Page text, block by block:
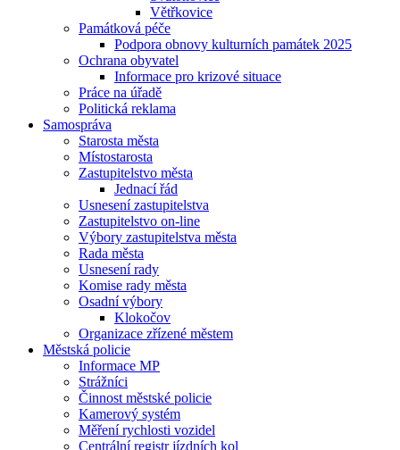
Větřkovice
Památková péče
Podpora obnovy kulturních památek 2025
Ochrana obyvatel
Informace pro krizové situace
Práce na úřadě
Politická reklama
Samospráva
Starosta města
Místostarosta
Zastupitelstvo města
Jednací řád
Usnesení zastupitelstva
Zastupitelstvo on-line
Výbory zastupitelstva města
Rada města
Usnesení rady
Komise rady města
Osadní výbory
Klokočov
Organizace zřízené městem
Městská policie
Informace MP
Strážníci
Činnost městské policie
Kamerový systém
Měření rychlosti vozidel
Centrální registr jízdních kol